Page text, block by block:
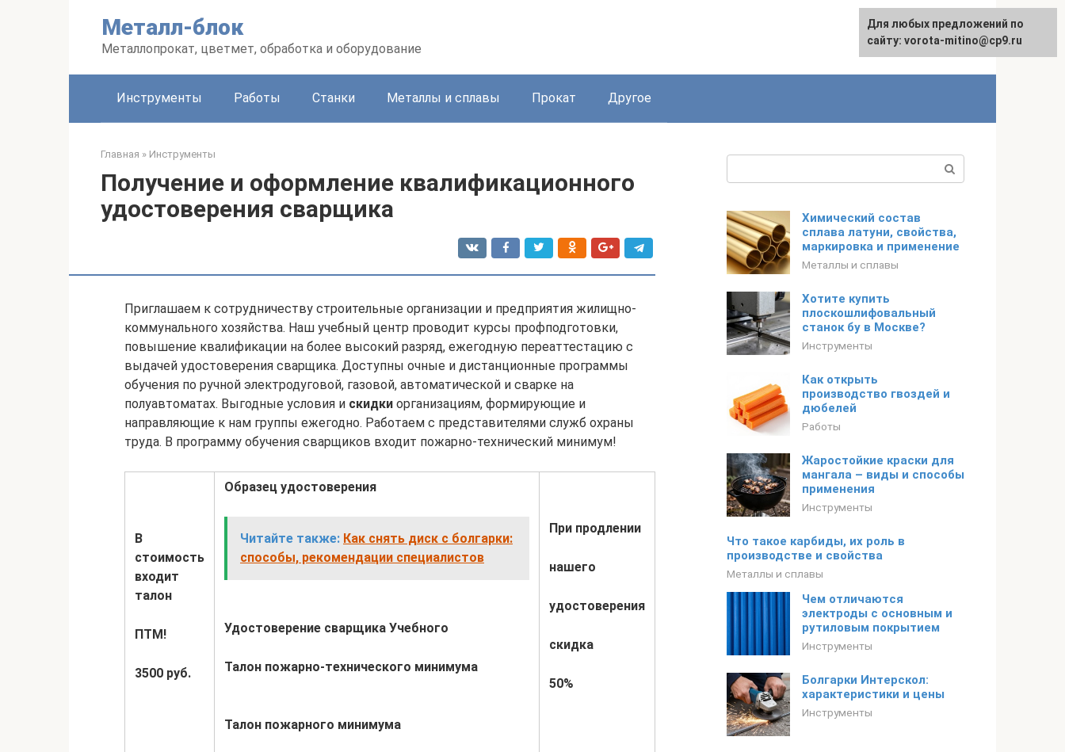
Металл-блок
Металлопрокат, цветмет, обработка и оборудование
Инструменты Работы Станки Металлы и сплавы Прокат Другое
Главная » Инструменты
Получение и оформление квалификационного
удостоверения сварщика
Приглашаем к сотрудничеству строительные организации и предприятия жилищно-
коммунального хозяйства. Наш учебный центр проводит курсы профподготовки,
повышение квалификации на более высокий разряд, ежегодную переаттестацию с
выдачей удостоверения сварщика. Доступны очные и дистанционные программы
обучения по ручной электродуговой, газовой, автоматической и сварке на
полуавтоматах. Выгодные условия и скидки организациям, формирующие и
направляющие к нам группы ежегодно. Работаем с представителями служб охраны
труда. В программу обучения сварщиков входит пожарно-технический минимум!
В
стоимость
входит
талон
ПТМ!
3500 руб.
Образец удостоверения
Читайте также: Как снять диск с болгарки:
способы, рекомендации специалистов
Удостоверение сварщика Учебного
Талон пожарно-технического минимума
Талон пожарного минимума
При продлении
нашего
удостоверения
скидка
50%
Химический состав
сплава латуни, свойства,
маркировка и применение
Металлы и сплавы
Хотите купить
плоскошлифовальный
станок бу в Москве?
Инструменты
Как открыть
производство гвоздей и
дюбелей
Работы
Жаростойкие краски для
мангала – виды и способы
применения
Инструменты
Что такое карбиды, их роль в
производстве и свойства
Металлы и сплавы
Чем отличаются
электроды с основным и
рутиловым покрытием
Инструменты
Болгарки Интерскол:
характеристики и цены
Инструменты
Для любых предложений по
сайту: vorota-mitino@cp9.ru